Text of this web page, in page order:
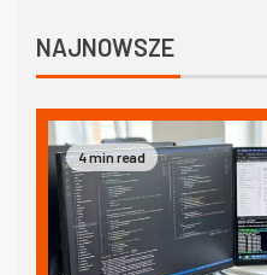
NAJNOWSZE
4 min read